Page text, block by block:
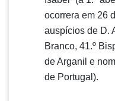
ocorrera em 26
auspícios de D.
Branco, 41.º
de Arganil e
de Portugal).